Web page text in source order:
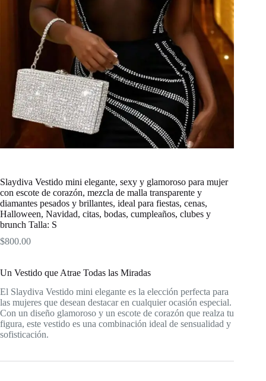
Slaydiva Vestido mini elegante, sexy y glamoroso para mujer
con escote de corazón, mezcla de malla transparente y
diamantes pesados y brillantes, ideal para fiestas, cenas,
Halloween, Navidad, citas, bodas, cumpleaños, clubes y
brunch Talla: S
$800.00
Un Vestido que Atrae Todas las Miradas
El Slaydiva Vestido mini elegante es la elección perfecta para
las mujeres que desean destacar en cualquier ocasión especial.
Con un diseño glamoroso y un escote de corazón que realza tu
figura, este vestido es una combinación ideal de sensualidad y
sofisticación.